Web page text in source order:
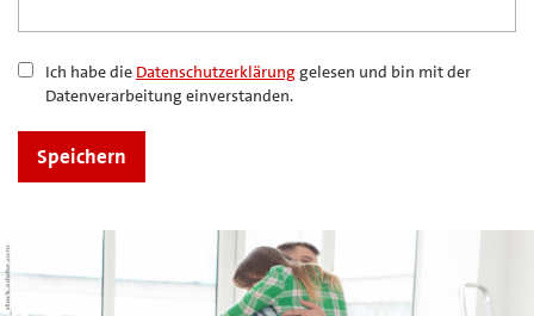
Ich habe die Datenschutzerklärung gelesen und bin mit der
Datenverarbeitung einverstanden.